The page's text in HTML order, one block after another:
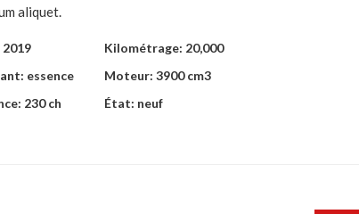
aliquet.
2019 Kilométrage: 20,000
essence Moteur: 3900 cm3
230 ch État: neuf